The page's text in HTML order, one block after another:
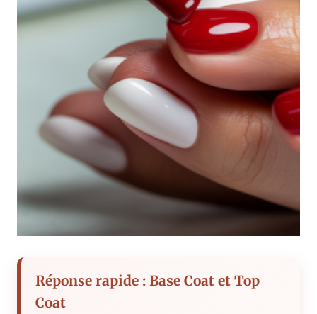
Réponse rapide : Base Coat et Top
Coat